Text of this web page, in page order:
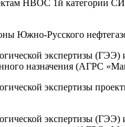
НВОС 1й
Южно-Русского
экспертизы
назначения (АГРС
экспертизы
экспертизы